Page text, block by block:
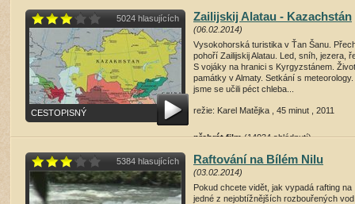
5024 hlasujících
CESTOPISNÝ
Zailijskij Alatau - Kazachstán
(06.02.2014)
Vysokohorská turistika v Ťan Šanu.
pohoří Zailijskij Alatau. Led, sníh, jezera,
S vojáky na hranici s Kyrgyzstánem.
památky v Almaty. Setkání s
jsme se učili péct chleba...
režie: Karel Matějka , 45 minut , 2011
přehrát film (14034 shlédnutí)
5384 hlasujících Raftování na Bílém Nilu
(03.02.2014)
Pokud chcete vidět, jak vypadá rafting na
jedné z nejobtížnějších rozbouřených